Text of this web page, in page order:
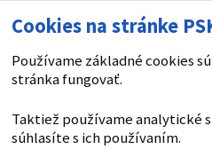
Cookies na stránke
Používame základné cookies
stránka fungovať.
Taktiež používame analytické
súhlasíte s ich používaním.